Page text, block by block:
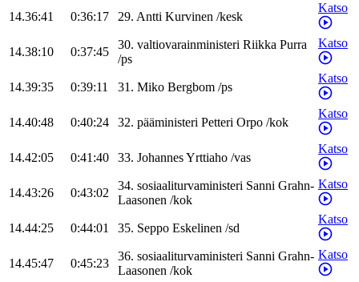
14.36:41 0:36:17 29. Antti Kurvinen /kesk
Katso
14.38:10 0:37:45
30. valtiovarainministeri Riikka Purra
/ps
Katso
14.39:35 0:39:11 31. Miko Bergbom /ps
Katso
14.40:48 0:40:24 32. pääministeri Petteri Orpo /kok
Katso
14.42:05 0:41:40 33. JohannesYrttiaho /vas
Katso
14.43:26 0:43:02
34. sosiaaliturvaministeri Sanni Grahn-
Laasonen /kok
Katso
14.44:25 0:44:01 35. Seppo Eskelinen /sd
Katso
14.45:47 0:45:23
36. sosiaaliturvaministeri Sanni Grahn-
Laasonen /kok
Katso